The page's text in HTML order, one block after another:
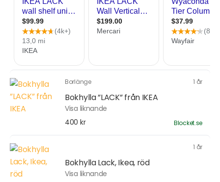
Borlänge 1 år
Bokhylla ”LACK” från IKEA
Visa liknande
400 kr
Blocket.se
1 år
Bokhylla Lack, Ikea, röd
Visa liknande